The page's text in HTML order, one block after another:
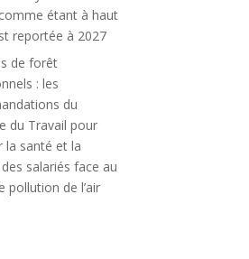
étant à haut
reportée à 2027
de forêt
: les
du
du Travail pour
la santé et la
salariés face au
pollution de l’air